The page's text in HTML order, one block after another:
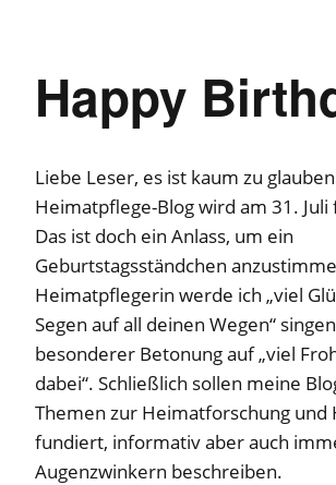
Happy
Liebe Leser, es ist kaum zu
Heimatpflege-Blog wird am 31. Juli
Das ist doch ein Anlass, um ein
Geburtstagsständchen
Heimatpflegerin werde ich „viel
Segen auf all deinen Wegen“
besonderer Betonung auf „viel
dabei“. Schließlich sollen meine
Themen zur Heimatforschung und
fundiert, informativ aber auch
Augenzwinkern beschreiben.